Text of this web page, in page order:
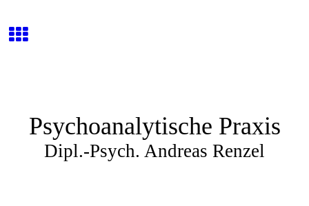
Psychoanalytische Praxis
Dipl.-Psych. Andreas Renzel